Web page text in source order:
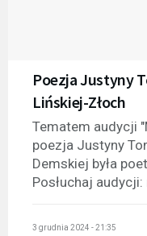
Poezja Justyny
Lińskiej-Złoch
Tematem audycji
poezja Justyny
Demskiej była
Posłuchaj audycji:
3 grudnia 2024 - 21:35